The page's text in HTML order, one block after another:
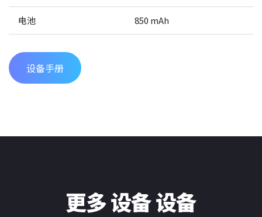
电池 850 mAh
设备手册
更多 设备 设备